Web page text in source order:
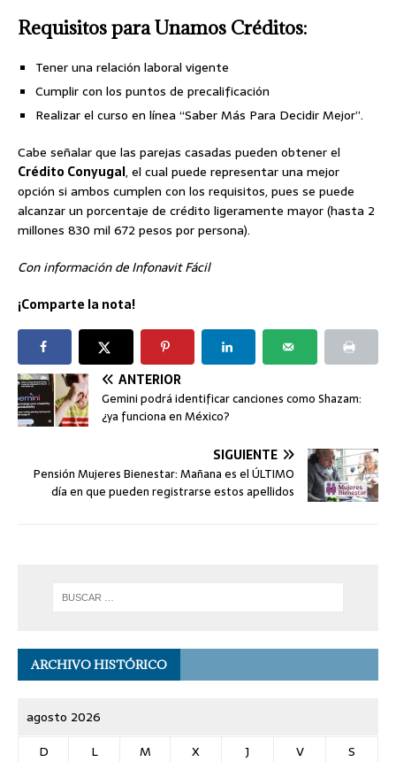
Requisitos para Unamos Créditos:
Tener una relación laboral vigente
Cumplir con los puntos de precalificación
Realizar el curso en línea “Saber Más Para Decidir Mejor”.
Cabe señalar que las parejas casadas pueden obtener el
Crédito Conyugal, el cual puede representar una mejor
opción si ambos cumplen con los requisitos, pues se puede
alcanzar un porcentaje de crédito ligeramente mayor (hasta 2
millones 830 mil 672 pesos por persona).
Con información de Infonavit Fácil
¡Comparte la nota!
ANTERIOR
Gemini podrá identificar canciones como Shazam:
¿ya funciona en México?
SIGUIENTE
Pensión Mujeres Bienestar: Mañana es el ÚLTIMO
día en que pueden registrarse estos apellidos
ARCHIVO HISTÓRICO
agosto 2026
D
L M X J V
S